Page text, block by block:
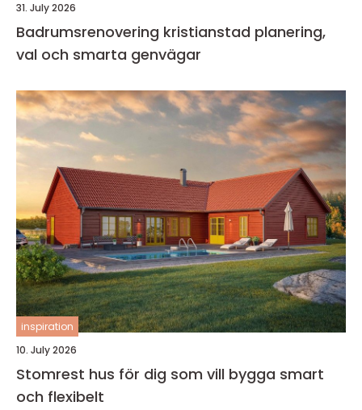
31. July 2026
Badrumsrenovering kristianstad planering,
val och smarta genvägar
inspiration
10. July 2026
Stomrest hus för dig som vill bygga smart
och flexibelt